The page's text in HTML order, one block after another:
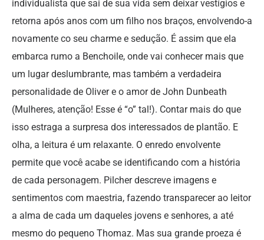
individualista que sai de sua vida sem deixar vestígios e
retorna após anos com um filho nos braços, envolvendo-a
novamente co seu charme e sedução. É assim que ela
embarca rumo a Benchoile, onde vai conhecer mais que
um lugar deslumbrante, mas também a verdadeira
personalidade de Oliver e o amor de John Dunbeath
(Mulheres, atenção! Esse é “o” tal!). Contar mais do que
isso estraga a surpresa dos interessados de plantão. E
olha, a leitura é um relaxante. O enredo envolvente
permite que você acabe se identificando com a história
de cada personagem. Pilcher descreve imagens e
sentimentos com maestria, fazendo transparecer ao leitor
a alma de cada um daqueles jovens e senhores, a até
mesmo do pequeno Thomaz. Mas sua grande proeza é